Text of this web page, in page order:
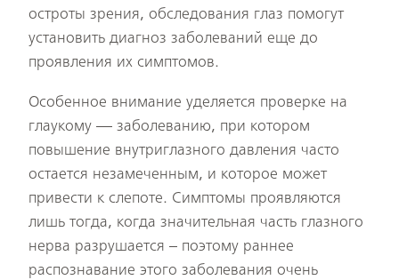
остроты зрения, обследования глаз помогут
установить диагноз заболеваний еще до
проявления их симптомов.
Особенное внимание уделяется проверке на
глаукому — заболеванию, при котором
повышение внутриглазного давления часто
остается незамеченным, и которое может
привести к слепоте. Симптомы проявляются
лишь тогда, когда значительная часть глазного
нерва разрушается – поэтому раннее
распознавание этого заболевания очень